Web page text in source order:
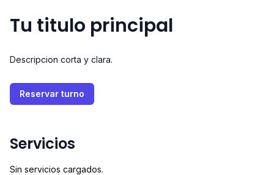
Tu titulo principal
Descripcion corta y clara.
Reservar turno
Servicios
Sin servicios cargados.